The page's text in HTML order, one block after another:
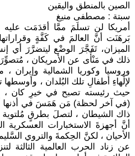
الصين بالمنطق واليقين
سبتة : مصطفى منيغ
أمريكا لن تسلَمَ ممَّا أقدَمَت عليه
بَرهَنَت أنَّ العالمَ في كَفَّةٍ
الميزان، تَفَجَّرَ الوضْع ليتضرَّرَ أي
ذلك في مَنْأَى عن الأمريكان ،
وروسيا وكوريا الشمالية وإيران
لإلْهاءِ أطفالِ تلك البُلدان ،
حيث رئيسته تصبح في خيرِ كان ،
(في آخر لحظة) مَن هَمَسَ في أذنها
ذاك الشيطان ، لتصلَ بطرقٍ
أنَّ أجهزةَ الاستخبارات العسكرية
الأحيان ، لكنَّ الحِكمةَ والتروي
عن زناد الحرب العالمية الثالثة